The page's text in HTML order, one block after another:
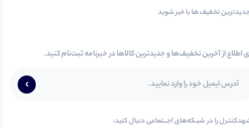
اطلاع از آخرین تخفیف‌ها و جدیدترین کالاها در خبرنامه ثبت‌نام کنید.
را در‌‌ شبـکه‌های‌ اجـــتماعی‌ دنبال‌ کنید: